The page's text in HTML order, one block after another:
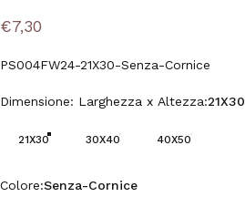
€7,30
PS004FW24-21X30-Senza-Cornice
Dimensione: Larghezza x Altezza
Dimensione: Larghezza x Altezza:21X30
21X30 30X40 40X50
Colore
Colore:Senza-Cornice